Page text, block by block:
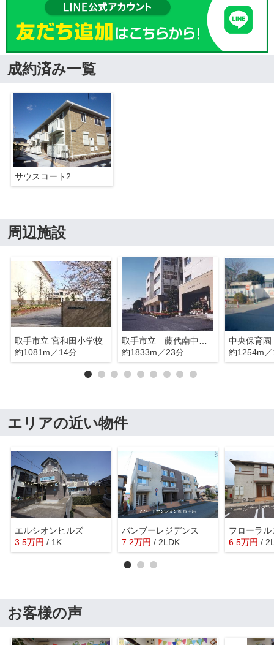
成約済み一覧
サウスコート2
周辺施設
取手市立 宮和田小学校
約1081m／14分
約1833m／23分
中央保育園
約1254m
エリアの近い物件
エルシオンヒルズ
3.5万円 / 1K
バンブーレジデンス
7.2万円 / 2LDK
フローラ
6.5万円 /
お客様の声